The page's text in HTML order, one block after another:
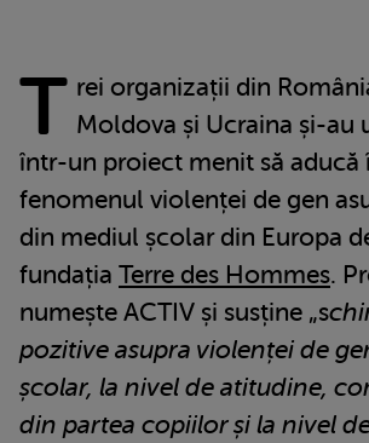
T rei organizații din
Moldova și Ucraina și-au
într-un proiect menit să aducă
fenomenul violenței de gen
din mediul școlar din Europa
fundația Terre des Hommes.
numește ACTIV și susține „s
pozitive asupra violenței de
școlar, la nivel de atitudine,
din partea copiilor și la nivel